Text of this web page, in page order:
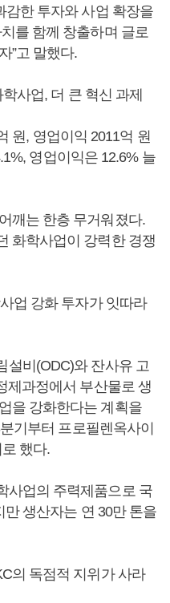
감한 투자와 사업 확장을
를 함께 창출하며 글로
”고 말했다.
사업, 더 큰 혁신 과제
원, 영업이익 2011억 원
영업이익은 12.6% 늘
깨는 한층 무거워졌다.
화학사업이 강력한 경쟁
업 강화 투자가 잇따라
설비(ODC)와 잔사유 고
제과정에서 부산물로 생
을 강화한다는 계획을
기부터 프로필렌옥사이
했다.
사업의 주력제품으로 국
생산자는 연 30만 톤을
의 독점적 지위가 사라